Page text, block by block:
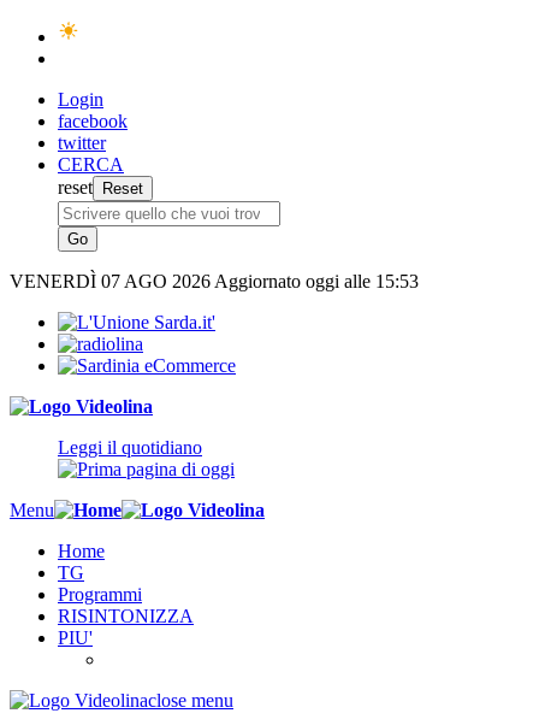
Login
facebook
twitter
CERCA
reset
VENERDÌ 07 AGO 2026 Aggiornato oggi alle 15:53
Leggi il quotidiano
Menu
Home
TG
Programmi
RISINTONIZZA
PIU'
close menu